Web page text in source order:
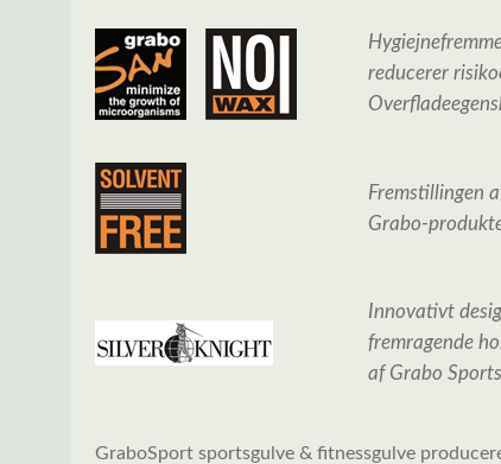
reducerer
Fremstillingen
Grabo-
Innovativt
fremragende
af Grabo
GraboSport sportsgulve & fitnessgulve